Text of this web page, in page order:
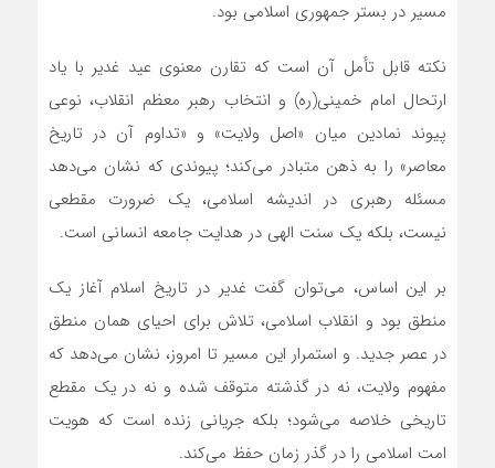
مسیر در بستر جمهوری اسلامی بود.
نکته قابل تأمل آن است که تقارن معنوی عید غدیر با یاد
ارتحال امام خمینی(ره) و انتخاب رهبر معظم انقلاب، نوعی
پیوند نمادین میان «اصل ولایت» و «تداوم آن در تاریخ
معاصر» را به ذهن متبادر می‌کند؛ پیوندی که نشان می‌دهد
مسئله رهبری در اندیشه اسلامی، یک ضرورت مقطعی
نیست، بلکه یک سنت الهی در هدایت جامعه انسانی است.
بر این اساس، می‌توان گفت غدیر در تاریخ اسلام آغاز یک
منطق بود و انقلاب اسلامی، تلاش برای احیای همان منطق
در عصر جدید. و استمرار این مسیر تا امروز، نشان می‌دهد که
مفهوم ولایت، نه در گذشته متوقف شده و نه در یک مقطع
تاریخی خلاصه می‌شود؛ بلکه جریانی زنده است که هویت
امت اسلامی را در گذر زمان حفظ می‌کند.